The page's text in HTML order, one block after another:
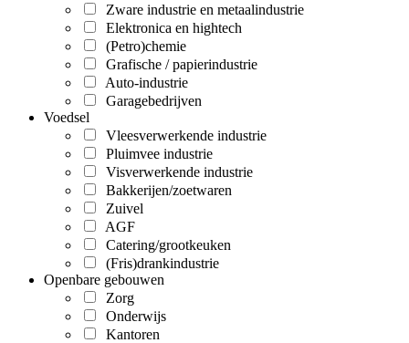
Zware industrie en metaalindustrie
Elektronica en hightech
(Petro)chemie
Grafische / papierindustrie
Auto-industrie
Garagebedrijven
Voedsel
Vleesverwerkende industrie
Pluimvee industrie
Visverwerkende industrie
Bakkerijen/zoetwaren
Zuivel
AGF
Catering/grootkeuken
(Fris)drankindustrie
Openbare gebouwen
Zorg
Onderwijs
Kantoren